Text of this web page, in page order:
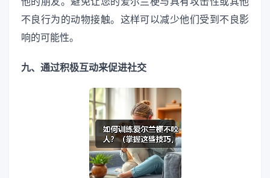
不良行为的动物接触。这样可以减少他们受到不良影
响的可能性。
九、通过积极互动来促进社交